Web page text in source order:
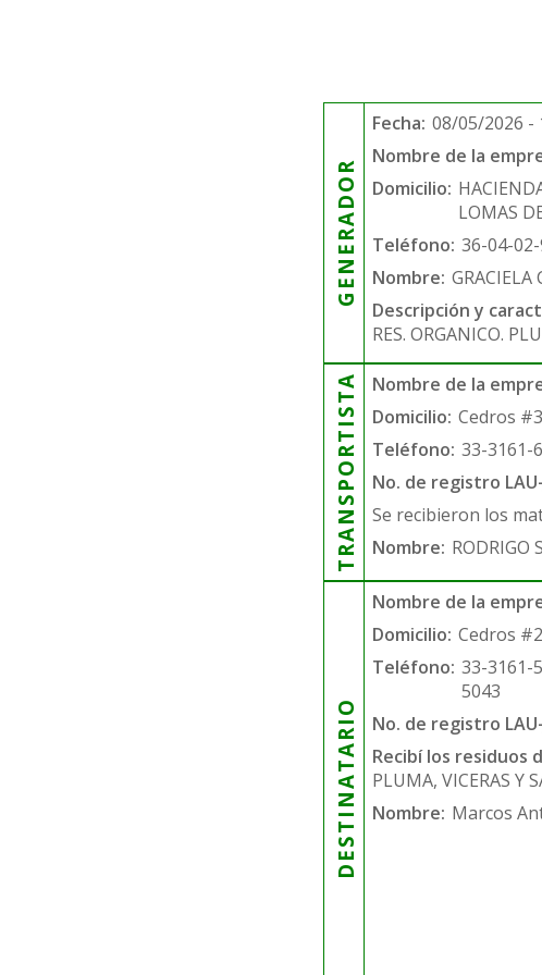
GENERADOR
Fecha: 08/05/2026 -
Nombre de la
Domicilio:
LOMAS
Teléfono: 36-04-
Nombre: GRACIELA
Descripción y
RES. ORGANICO.
TRANSPORTISTA Nombre de la
Domicilio: Cedros
Teléfono: 33-3161-
No. de registro LAU-
Se recibieron los
Nombre: RODRIGO
DESTINATARIO
Nombre de la
Domicilio: Cedros
Teléfono: 33-3161-
5043
No. de registro LAU-
Recibí los residuos
PLUMA, VICERAS Y
Nombre: Marcos